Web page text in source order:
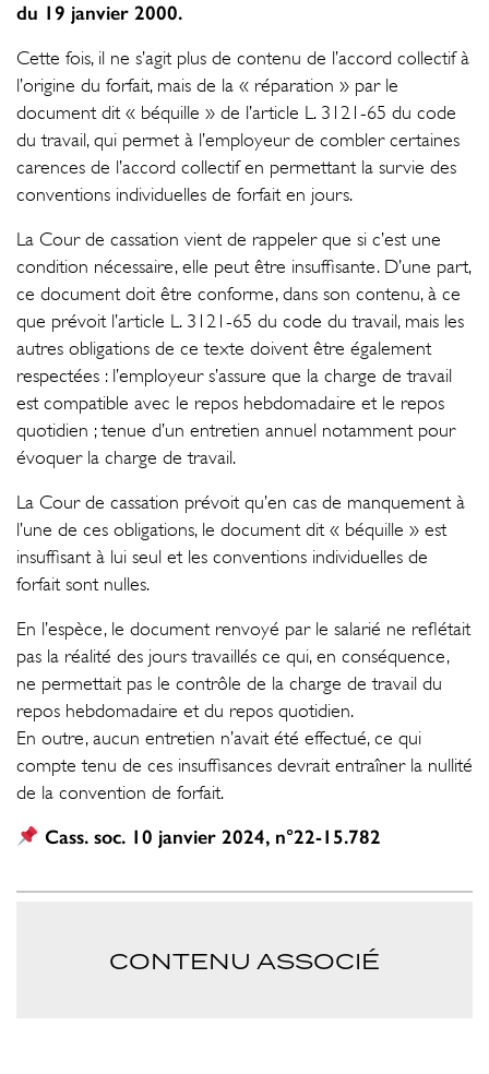
du 19 janvier 2000.
Cette fois, il ne s’agit plus de contenu de l’accord collectif à
l’origine du forfait, mais de la « réparation » par le
document dit « béquille » de l’article L. 3121-65 du code
du travail, qui permet à l’employeur de combler certaines
carences de l’accord collectif en permettant la survie des
conventions individuelles de forfait en jours.
La Cour de cassation vient de rappeler que si c’est une
condition nécessaire, elle peut être insuffisante. D’une part,
ce document doit être conforme, dans son contenu, à ce
que prévoit l’article L. 3121-65 du code du travail, mais les
autres obligations de ce texte doivent être également
respectées : l’employeur s’assure que la charge de travail
est compatible avec le repos hebdomadaire et le repos
quotidien ; tenue d’un entretien annuel notamment pour
évoquer la charge de travail.
La Cour de cassation prévoit qu’en cas de manquement à
l’une de ces obligations, le document dit « béquille » est
insuffisant à lui seul et les conventions individuelles de
forfait sont nulles.
En l’espèce, le document renvoyé par le salarié ne reflétait
pas la réalité des jours travaillés ce qui, en conséquence,
ne permettait pas le contrôle de la charge de travail du
repos hebdomadaire et du repos quotidien.
En outre, aucun entretien n’avait été effectué, ce qui
compte tenu de ces insuffisances devrait entraîner la nullité
de la convention de forfait.
Cass. soc. 10 janvier 2024, n°22-15.782
CONTENU ASSOCIÉ